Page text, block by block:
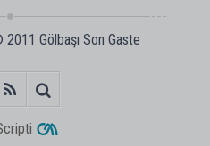
2011 Gölbaşı Son Gaste